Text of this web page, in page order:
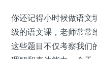
你还记得小时候做语文
级的语文课，老师常常
这些题目不仅考察我们